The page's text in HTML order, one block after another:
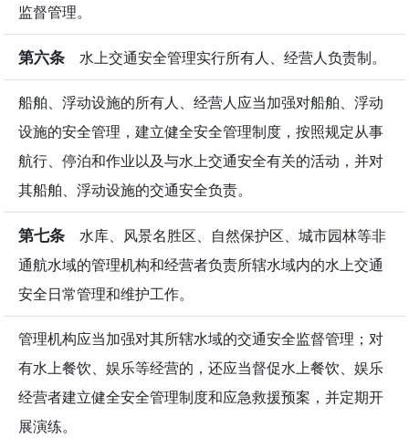
监督管理。
第六条 水上交通安全管理实行所有人、经营人负责制。
船舶、浮动设施的所有人、经营人应当加强对船舶、浮动
设施的安全管理，建立健全安全管理制度，按照规定从事
航行、停泊和作业以及与水上交通安全有关的活动，并对
其船舶、浮动设施的交通安全负责。
第七条 水库、风景名胜区、自然保护区、城市园林等非
通航水域的管理机构和经营者负责所辖水域内的水上交通
安全日常管理和维护工作。
管理机构应当加强对其所辖水域的交通安全监督管理；对
有水上餐饮、娱乐等经营的，还应当督促水上餐饮、娱乐
经营者建立健全安全管理制度和应急救援预案，并定期开
展演练。